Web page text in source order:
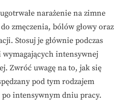
narażenie na zimne
zmęczenia, bólów głowy oraz
Stosuj je głównie podczas
intensywnej
Zwróć uwagę na to, jak się
pod tym rodzajem
intensywnym dniu pracy.